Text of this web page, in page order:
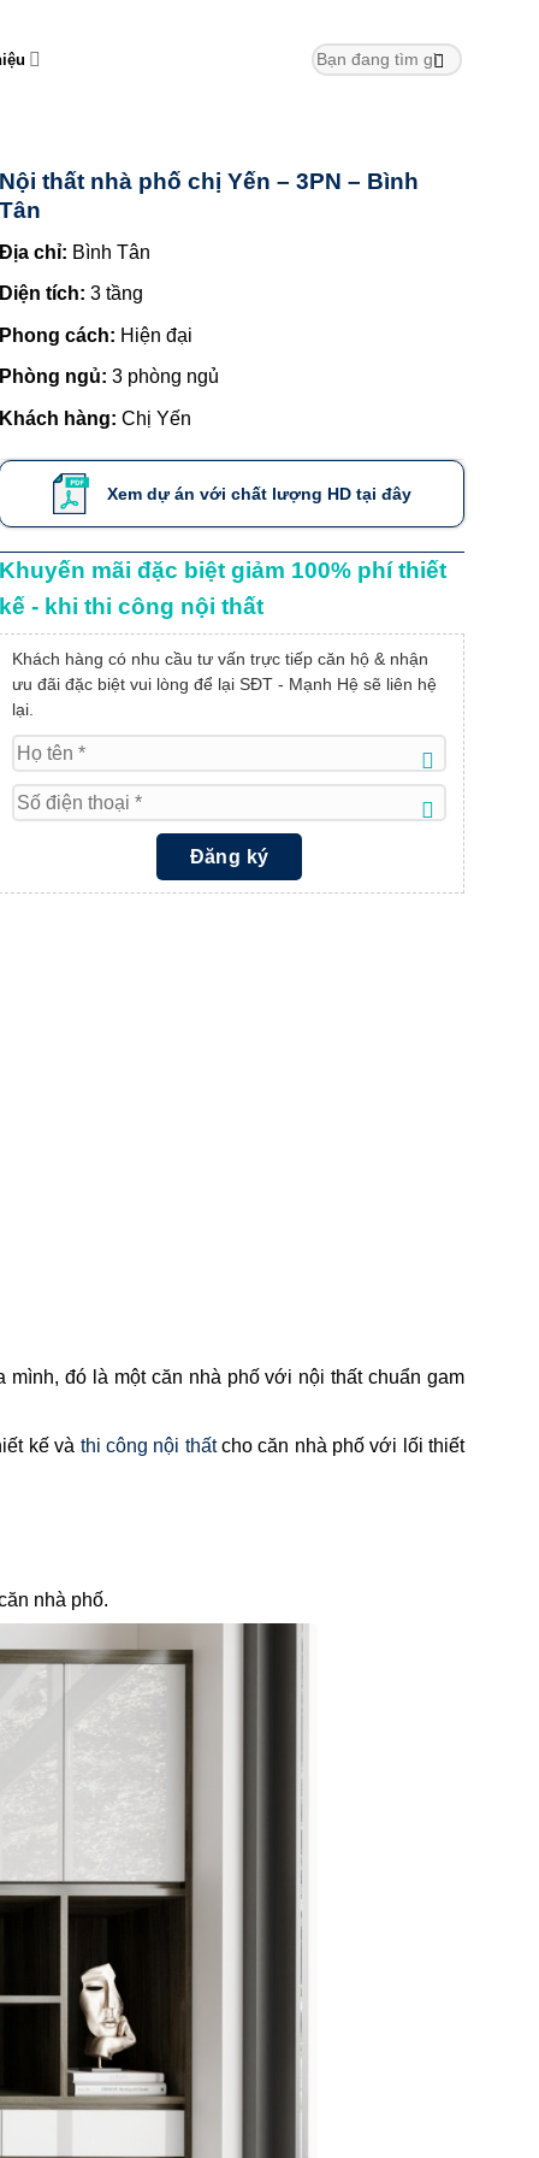
Nội thất nhà phố chị Yến – 3PN – Bình
Tân
Địa chỉ: Bình Tân
Diện tích: 3 tầng
Phong cách: Hiện đại
Phòng ngủ: 3 phòng ngủ
Khách hàng: Chị Yến
Xem dự án với chất lượng HD tại đây
Khuyến mãi đặc biệt giảm 100% phí thiết
kế - khi thi công nội thất
Khách hàng có nhu cầu tư vấn trực tiếp căn hộ & nhận
ưu đãi đặc biệt vui lòng để lại SĐT - Mạnh Hệ sẽ liên hệ
lại.
mình, đó là một căn nhà phố với nội thất chuẩn gam
kế và thi công nội thấtcho căn nhà phố với lối thiết
nhà phố.